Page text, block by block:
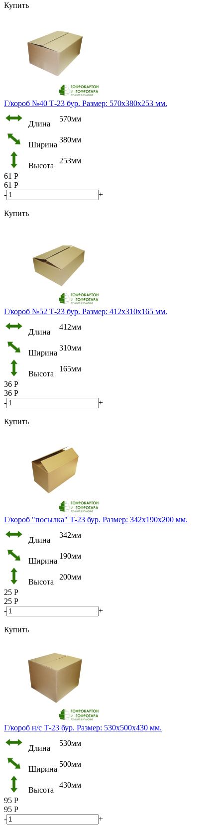
Купить
Г/короб №40 Т-23 бур. Размер: 570х380х253 мм.
Длина
570мм
Ширина
380мм
Высота
253мм
61 Р
61 Р
-
+
Купить
Г/короб №52 Т-23 бур. Размер: 412х310х165 мм.
Длина
412мм
Ширина
310мм
Высота
165мм
36 Р
36 Р
-
+
Купить
Г/короб "посылка" Т-23 бур. Размер: 342х190х200 мм.
Длина
342мм
Ширина
190мм
Высота
200мм
25 Р
25 Р
-
+
Купить
Г/короб н/с Т-23 бур. Размер: 530х500х430 мм.
Длина
530мм
Ширина
500мм
Высота
430мм
95 Р
95 Р
-
+